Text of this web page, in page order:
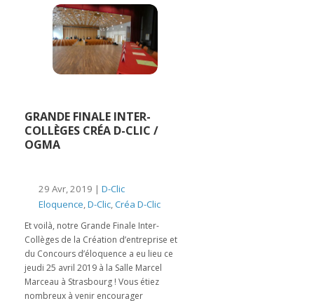
GRANDE FINALE INTER-
COLLÈGES CRÉA D-CLIC /
OGMA
29 Avr, 2019 | D-Clic
Eloquence,D-Clic,Créa D-Clic
Et voilà, notre Grande Finale Inter-
Collèges de la Création d’entreprise et
du Concours d’éloquence a eu lieu ce
jeudi 25 avril 2019 à la Salle Marcel
Marceau à Strasbourg ! Vous étiez
nombreux à venir encourager